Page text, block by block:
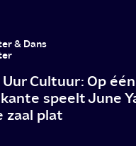
& Dans
Uur Cultuur: Op één
speelt June
zaal plat